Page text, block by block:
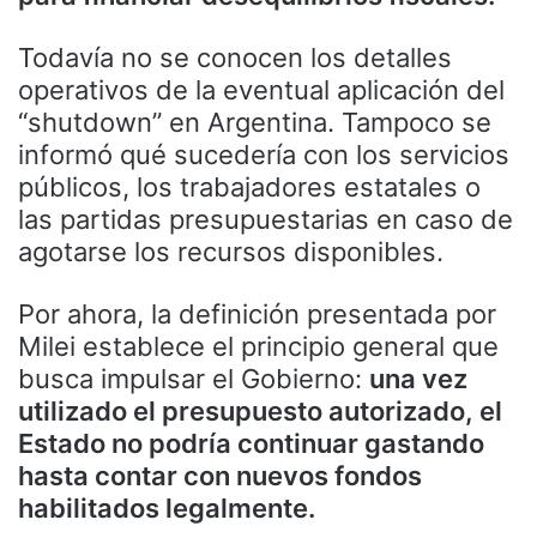
Todavía no se conocen los detalles
operativos de la eventual aplicación del
“shutdown” en Argentina. Tampoco se
informó qué sucedería con los servicios
públicos, los trabajadores estatales o
las partidas presupuestarias en caso de
agotarse los recursos disponibles.
Por ahora, la definición presentada por
Milei establece el principio general que
busca impulsar el Gobierno: una vez
utilizado el presupuesto autorizado, el
Estado no podría continuar gastando
hasta contar con nuevos fondos
habilitados legalmente.